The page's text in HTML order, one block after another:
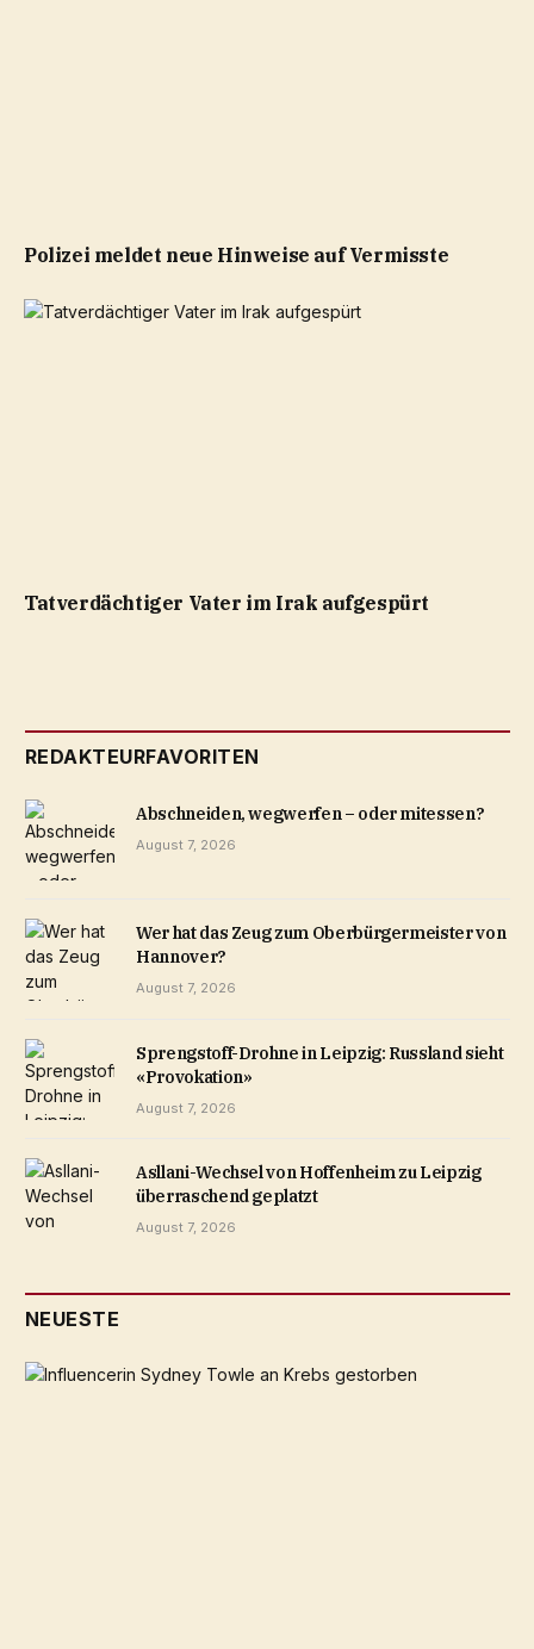
Polizei meldet neue Hinweise auf Vermisste
Tatverdächtiger Vater im Irak aufgespürt
REDAKTEURFAVORITEN
Abschneiden, wegwerfen – oder mitessen?
August 7, 2026
Wer hat das Zeug zum Oberbürgermeister von
Hannover?
August 7, 2026
Sprengstoff-Drohne in Leipzig: Russland sieht
«Provokation»
August 7, 2026
Asllani-Wechsel von Hoffenheim zu Leipzig
überraschend geplatzt
August 7, 2026
NEUESTE